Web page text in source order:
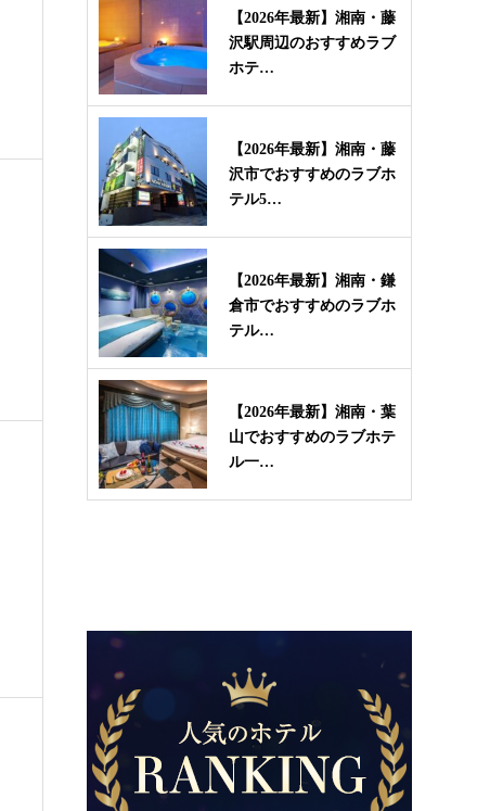
【2026年最新】湘南・藤
沢駅周辺のおすすめラブ
ホテ…
【2026年最新】湘南・藤
沢市でおすすめのラブホ
テル5…
【2026年最新】湘南・鎌
倉市でおすすめのラブホ
テル…
【2026年最新】湘南・葉
山でおすすめのラブホテ
ル一…